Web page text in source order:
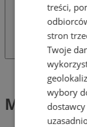
Tag: May
May
treści,
stron
Twoje
wybory